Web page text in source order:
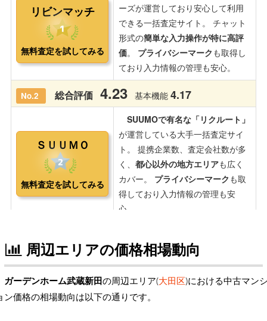
周辺エリアの価格相場動向
ガーデンホーム武蔵新田の周辺エリア(大田区)における中古マン
ン価格の相場動向は以下の通りです。